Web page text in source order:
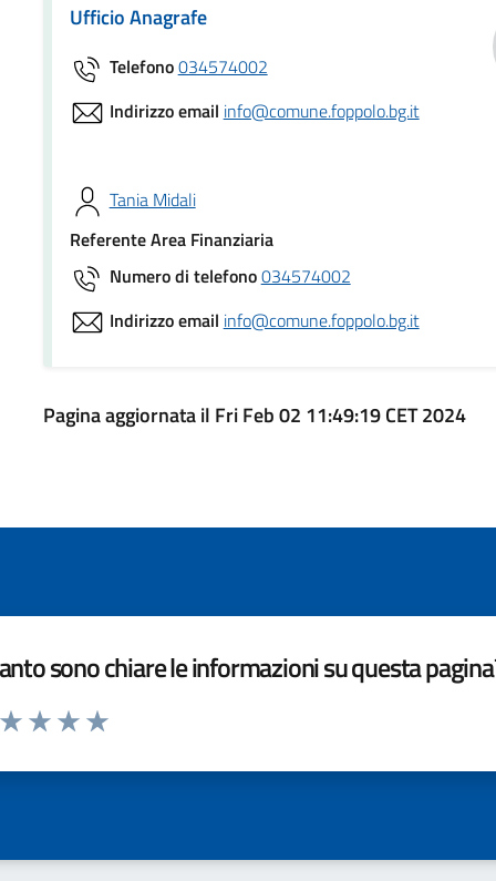
Ufficio Anagrafe
Telefono034574002
Indirizzo email info@comune.foppolo.bg.it
Tania Midali
Referente Area Finanziaria
Numero di telefono034574002
Indirizzo email info@comune.foppolo.bg.it
Pagina aggiornata il Fri Feb 02 11:49:19 CET 2024
sono chiare le informazioni su questa
da 1 a 5 stelle la pagina